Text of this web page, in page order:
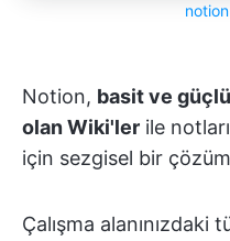
notion
Notion, basit ve
olan Wiki'ler ile
için sezgisel bir
Çalışma alanınızdaki